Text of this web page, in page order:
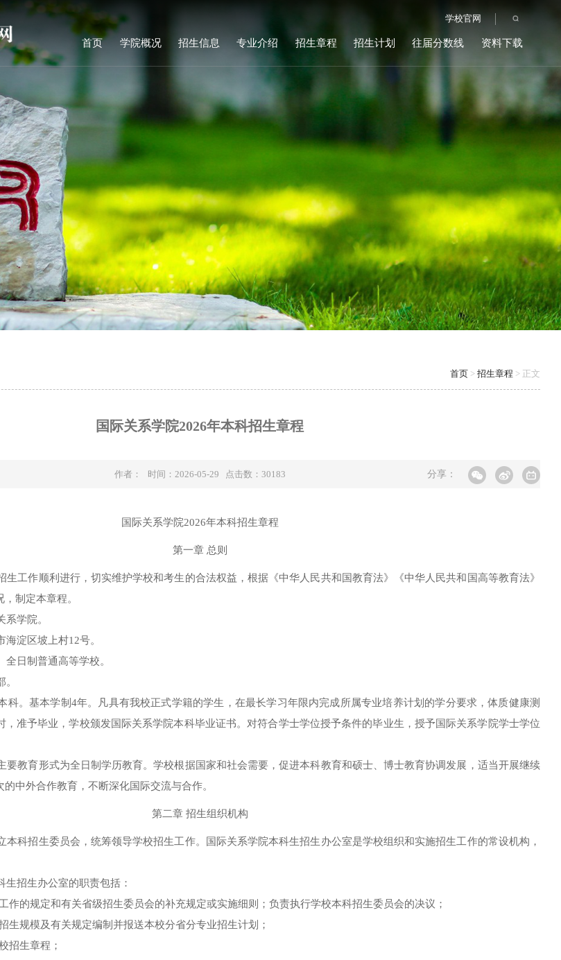
学校官网
首页 学院概况 招生信息 专业介绍 招生章程 招生计划 往届分数线 资料下载
首页 > 招生章程 > 正文
国际关系学院2026年本科招生章程
作者： 时间：2026-05-29 点击数： 30183 分享：
国际关系学院2026年本科招生章程
第一章 总则
生工作顺利进行，切实维护学校和考生的合法权益，根据《中华人民共和国教育法》《中华人民共和国高等教育法》
制定本章程。
学院。
海淀区坡上村12号。
日制普通高等学校。
科。基本学制 4年。
凡具有我校正式学籍的学生，在最长学习年限内完成所属专业培养计划的学分要求，体质健康测
，准予毕业，学校颁发国际关系学院本科毕业证书。对符合学士学位授予条件的毕业生，授予国际关系学院学士学位
要教育形式为全日制学历教育。学校根据国家和社会需要，促进本科教育和硕士、博士教育协调发展，适当开展继续
中外合作教育，不断深化国际交流与合作。
第二章 招生组织机构
本科招生委员会，统筹领导学校招生工作。国际关系学院本科生招生办公室是学校组织和实施招生工作的常设机构，
生招生办公室的职责包括：
作的规定和有关省级招生委员会的补充规定或实施细则；负责执行学校本科招生委员会的决议；
生规模及有关规定编制并报送本校分省分专业招生计划；
招生章程；